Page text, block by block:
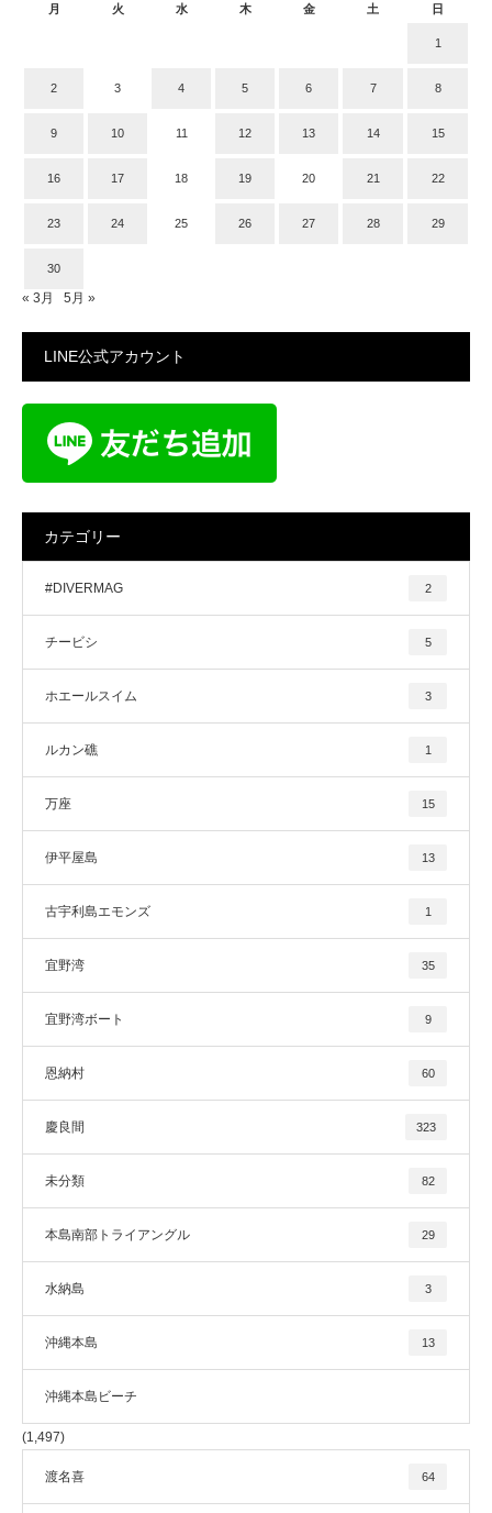
月 火 水 木 金 土 日
1
2 3 4 5 6 7 8
9 10 11 12 13 14 15
16 17 18 19 20 21 22
23 24 25 26 27 28 29
30
« 3月 5月 »
LINE公式アカウント
カテゴリー
#DIVERMAG 2
チービシ 5
ホエールスイム 3
ルカン礁 1
万座 15
伊平屋島 13
古宇利島エモンズ 1
宜野湾 35
宜野湾ボート 9
恩納村 60
慶良間 323
未分類 82
本島南部トライアングル 29
水納島 3
沖縄本島 13
沖縄本島ビーチ
(1,497)
渡名喜 64